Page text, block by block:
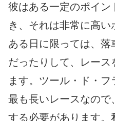
彼はある一定のポイ
き、それは非常に高い
ある日に限っては、
だったりして、レース
ます。ツール・ド・フ
最も長いレースなの
する必要があります。